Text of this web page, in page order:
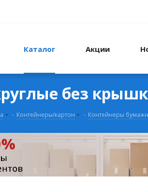
Каталог Акции
без
- Контейнеры/картон - Контейнеры